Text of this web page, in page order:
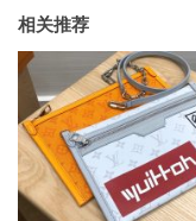
相关推荐